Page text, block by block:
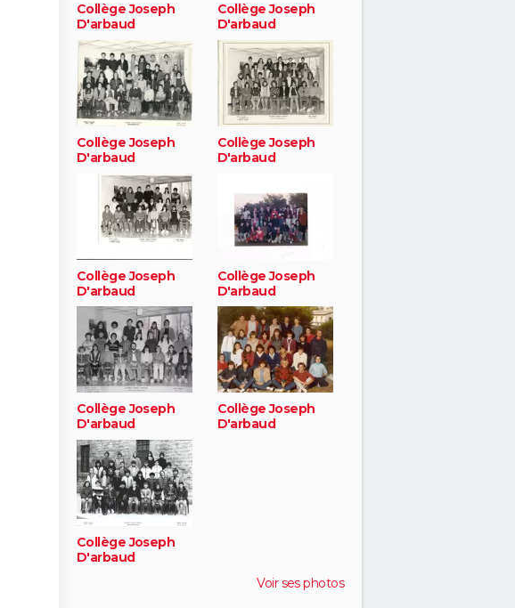
Collège Joseph
D'arbaud
Collège Joseph
D'arbaud
Collège Joseph
D'arbaud
Collège Joseph
D'arbaud
Collège Joseph
D'arbaud
Collège Joseph
D'arbaud
Collège Joseph
D'arbaud
Collège Joseph
D'arbaud
Collège Joseph
D'arbaud
Voir ses photos